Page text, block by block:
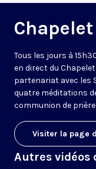
Tous les jours à
en direct du
partenariat avec les
quatre méditations
communion de
Visiter la page
Autres vidéos